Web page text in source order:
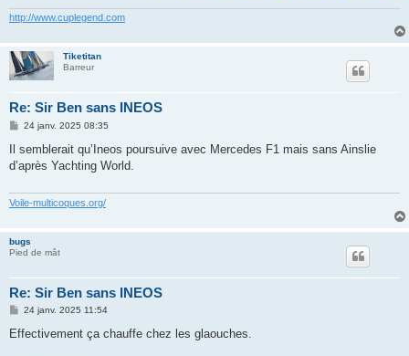
http://www.cuplegend.com
Tiketitan
Barreur
Re: Sir Ben sans INEOS
M
s
a
24 janv. 2025 08:35
Il semblerait qu’Ineos poursuive avec Mercedes F1 mais sans Ainslie
d’après Yachting World.
Voile-multicoques.org/
bugs
Pied de mât
Re: Sir Ben sans INEOS
M
s
24 janv. 2025 11:54
Effectivement ça chauffe chez les glaouches.